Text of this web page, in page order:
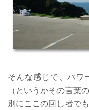
そんな感じで、パワ
（というかその言葉
別にここの回し者で